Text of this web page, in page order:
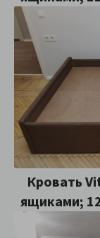
Кровать
ящиками;